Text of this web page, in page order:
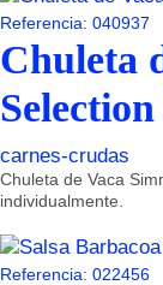
Referencia: 040937
Chuleta
carnes-crudas
Chuleta de Vaca
individualmente.
Referencia: 022456